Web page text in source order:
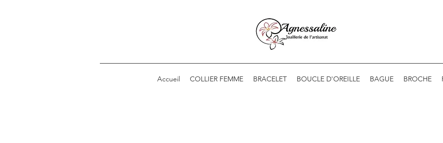
Accueil COLLIER FEMME BRACELET BOUCLE D'OREILLE BAGUE BROCHE